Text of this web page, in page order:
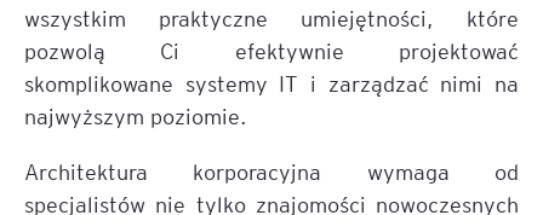
wszystkim praktyczne umiejętności, które
pozwolą Ci efektywnie projektować
skomplikowane systemy IT i zarządzać nimi na
najwyższym poziomie.
Architektura korporacyjna wymaga od
specjalistów nie tylko znajomości nowoczesnych